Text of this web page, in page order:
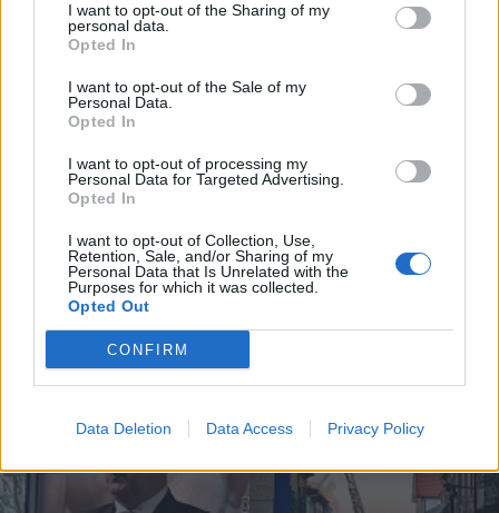
I want to opt-out of the Sharing of my
personal data.
Opted In
I want to opt-out of the Sale of my
Personal Data.
Opted In
I want to opt-out of processing my
Personal Data for Targeted Advertising.
Opted In
I want to opt-out of Collection, Use,
Retention, Sale, and/or Sharing of my
Personal Data that Is Unrelated with the
Purposes for which it was collected.
Opted Out
CONFIRM
Data Deletion Data Access Privacy Policy
Incêndio em habitação junto à Ponte
Metálica deixa uma desalojada em...
Siga-nos no Instagram